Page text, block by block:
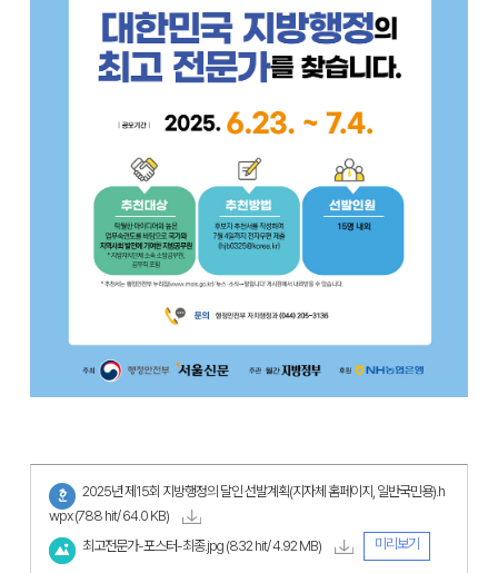
2025년 제15회 지방행정의 달인 선발계획(지자체 홈페이지, 일반국민용).h
wpx (788 hit/ 64.0 KB)
최고전문가-포스터-최종.jpg (832 hit/ 4.92 MB) 미리보기